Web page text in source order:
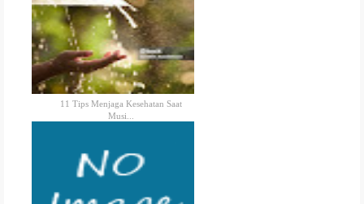
11 Tips Menjaga Kesehatan Saat
Musi...